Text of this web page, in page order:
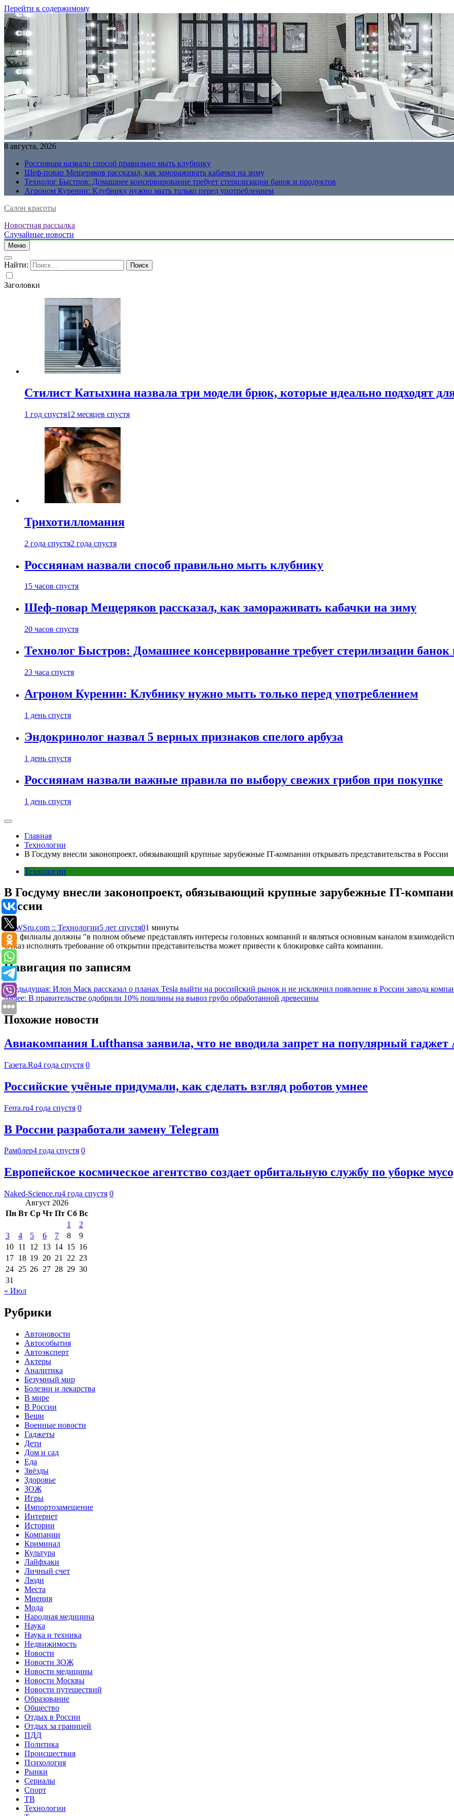
Перейти к содержимому
8 августа, 2026
Россиянам назвали способ правильно мыть клубнику
Шеф-повар Мещеряков рассказал, как замораживать кабачки на зиму
Технолог Быстров: Домашнее консервирование требует стерилизации банок и продуктов
Агроном Куренин: Клубнику нужно мыть только перед употреблением
Салон красоты
Новостная рассылка
Случайные новости
Меню
Найти:
Заголовки
Стилист Катыхина назвала три модели брюк, которые идеально подходят
1 год спустя12 месяцев спустя
Трихотилломания
2 года спустя2 года спустя
Россиянам назвали способ правильно мыть клубнику
15 часов спустя
Шеф-повар Мещеряков рассказал, как замораживать кабачки на зиму
20 часов спустя
Технолог Быстров: Домашнее консервирование требует стерилизации банок
23 часа спустя
Агроном Куренин: Клубнику нужно мыть только перед употреблением
1 день спустя
Эндокринолог назвал 5 верных признаков спелого арбуза
1 день спустя
Россиянам назвали важные правила по выбору свежих грибов при покупке
1 день спустя
Главная
Технологии
В Госдуму внесли законопроект, обязывающий крупные зарубежные IT-компании открывать представительства в России
Технологии
В Госдуму внесли законопроект, обязывающий крупные зарубежные IT-
России
NEWSru.com :: Технологии5 лет спустя01 минуты
Эти филиалы должны "в полном объеме представлять интересы головных компаний и являться основным каналом
Отказ исполнять требование об открытии представительства может привести к блокировке сайта компании.
Навигация по записям
Предыдущая: Илон Маск рассказал о планах Tesla выйти на российский рынок и не исключил появление в России завода
Далее: В правительстве одобрили 10% пошлины на вывоз грубо обработанной древесины
Похожие новости
Авиакомпания Lufthansa заявила, что не вводила запрет на популярный гаджет
Газета.Ru4 года спустя 0
Российские учёные придумали, как сделать взгляд роботов умнее
Ferra.ru4 года спустя 0
В России разработали замену Telegram
Рамблер4 года спустя 0
Европейское космическое агентство создает орбитальную службу по уборке
Naked-Science.ru4 года спустя 0
Август 2026
Пн Вт Ср Чт Пт Сб Вс
1
2
3
4 5 6 7 8
9
10 11 12 13 14 15 16
17 18 19 20 21 22 23
24 25 26 27 28 29 30
31
« Июл
Рубрики
Автоновости
Автособытия
Автоэксперт
Актеры
Аналитика
Безумный мир
Болезни и лекарства
В мире
В России
Вещи
Военные новости
Гаджеты
Дети
Дом и сад
Еда
Звёзды
Здоровье
ЗОЖ
Игры
Импортозамещение
Интернет
Истории
Компании
Криминал
Культура
Лайфхаки
Личный счет
Люди
Места
Мнения
Мода
Народная медицина
Наука
Наука и техника
Недвижимость
Новости
Новости ЗОЖ
Новости медицины
Новости Москвы
Новости путешествий
Образование
Общество
Отдых в России
Отдых за границей
ПДД
Политика
Происшествия
Психология
Рынки
Сериалы
Спорт
ТВ
Технологии